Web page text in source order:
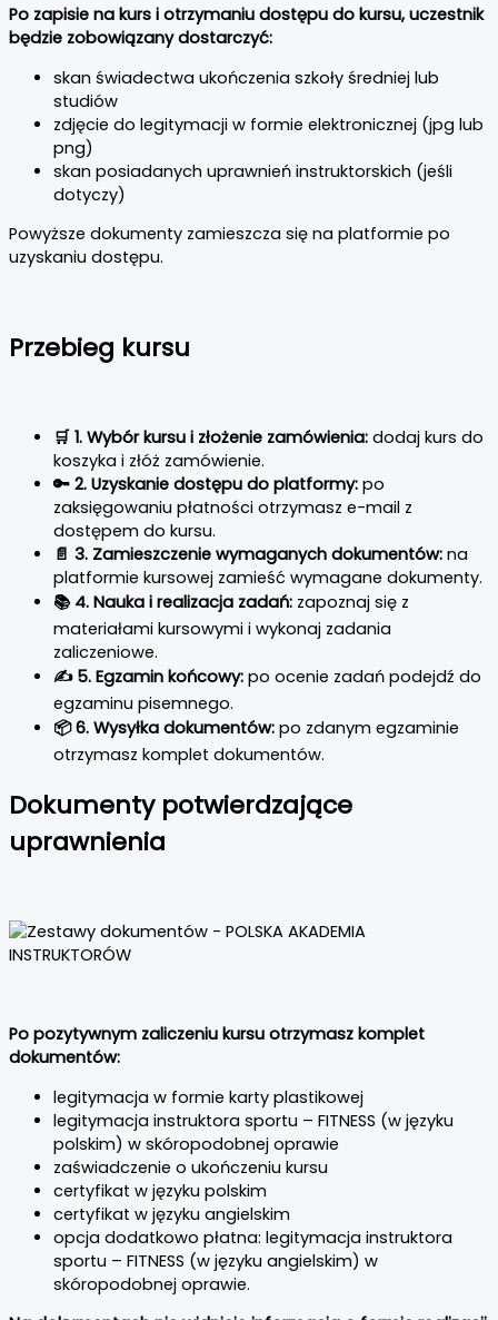
Po zapisie na kurs i otrzymaniu dostępu do kursu, uczestnik
będzie zobowiązany dostarczyć:
skan świadectwa ukończenia szkoły średniej lub
studiów
zdjęcie do legitymacji w formie elektronicznej (jpg lub
png)
skan posiadanych uprawnień instruktorskich (jeśli
dotyczy)
Powyższe dokumenty zamieszcza się na platformie po
uzyskaniu dostępu.
Przebieg kursu
🛒 1. Wybór kursu i złożenie zamówienia: dodaj kurs do
koszyka i złóż zamówienie.
🔑 2. Uzyskanie dostępu do platformy: po
zaksięgowaniu płatności otrzymasz e-mail z
dostępem do kursu.
📄 3. Zamieszczenie wymaganych dokumentów: na
platformie kursowej zamieść wymagane dokumenty.
📚 4. Nauka i realizacja zadań: zapoznaj się z
materiałami kursowymi i wykonaj zadania
zaliczeniowe.
✍️ 5. Egzamin końcowy: po ocenie zadań podejdź do
egzaminu pisemnego.
📦 6. Wysyłka dokumentów: po zdanym egzaminie
otrzymasz komplet dokumentów.
Dokumenty potwierdzające
uprawnienia
Po pozytywnym zaliczeniu kursu otrzymasz komplet
dokumentów:
legitymacja w formie karty plastikowej
legitymacja instruktora sportu – FITNESS (w języku
polskim) w skóropodobnej oprawie
zaświadczenie o ukończeniu kursu
certyfikat w języku polskim
certyfikat w języku angielskim
opcja dodatkowo płatna: legitymacja instruktora
sportu – FITNESS (w języku angielskim) w
skóropodobnej oprawie.